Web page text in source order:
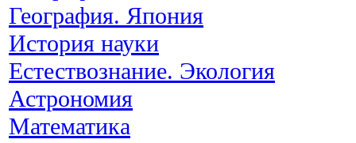
География. Япония
История науки
Естествознание. Экология
Астрономия
Математика